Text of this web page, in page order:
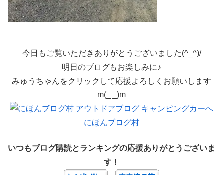
今日もご覧いただきありがとうございました(^_^)/
明日のブログもお楽しみに♪
みゅうちゃんをクリックして応援よろしくお願いします
m(_ _)m
にほんブログ村
いつもブログ購読とランキングの応援ありがとうございま
す！